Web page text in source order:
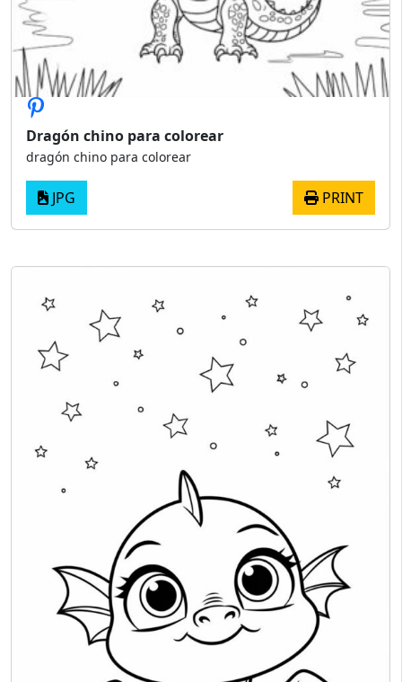
Dragón chino para colorear
dragón chino para colorear
JPG PRINT